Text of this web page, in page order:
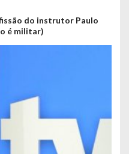
do instrutor Paulo
é militar)